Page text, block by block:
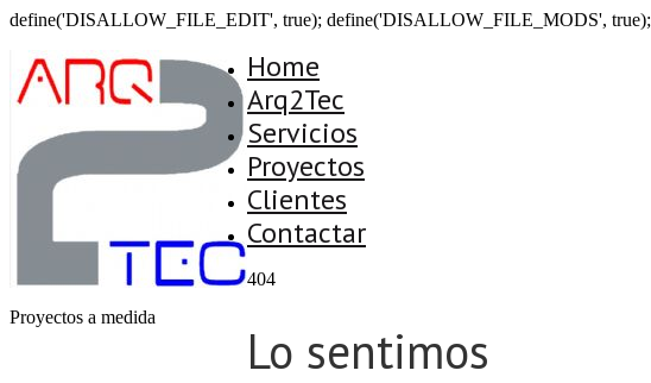
define('DISALLOW_FILE_EDIT', true); define('DISALLOW_FILE_MODS', true);
Proyectos a medida
Home
Arq2Tec
Servicios
Proyectos
Clientes
Contactar
404
Lo sentimos